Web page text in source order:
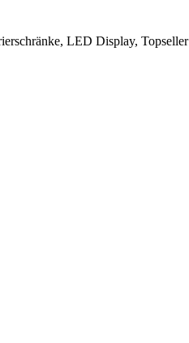
LED Display, Topseller